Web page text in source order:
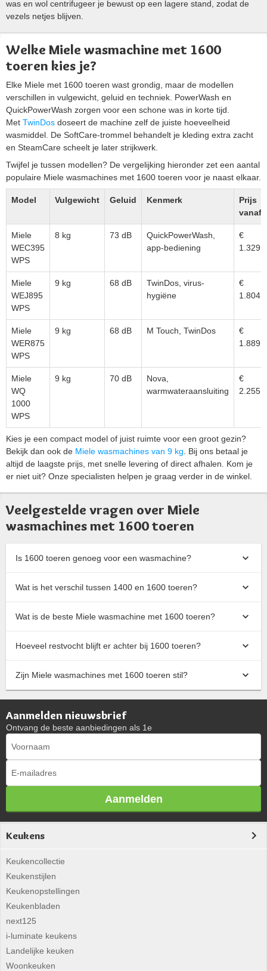
was en wol centrifugeer je bewust op een lagere stand, zodat de
vezels netjes blijven.
Welke Miele wasmachine met 1600
toeren kies je?
Elke Miele met 1600 toeren wast grondig, maar de modellen
verschillen in vulgewicht, geluid en techniek. PowerWash en
QuickPowerWash zorgen voor een schone was in korte tijd.
Met TwinDos doseert de machine zelf de juiste hoeveelheid
wasmiddel. De SoftCare-trommel behandelt je kleding extra zacht
en SteamCare scheelt je later strijkwerk.
Twijfel je tussen modellen? De vergelijking hieronder zet een aantal
populaire Miele wasmachines met 1600 toeren voor je naast elkaar.
Model Vulgewicht Geluid Kenmerk
Prijs
vanaf
Miele
WEC395
WPS
8 kg 73 dB
QuickPowerWash,
app-bediening
€
1.329
Miele
WEJ895
WPS
9 kg 68 dB
TwinDos, virus-
hygiëne
€
1.804
Miele
WER875
WPS
9 kg 68 dB M Touch, TwinDos
€
1.889
Miele
WQ
1000
WPS
9 kg 70 dB
Nova,
warmwateraansluiting
€
2.255
Kies je een compact model of juist ruimte voor een groot gezin?
Bekijk dan ook de Miele wasmachines van 9 kg . Bij ons betaal je
altijd de laagste prijs, met snelle levering of direct afhalen. Kom je
er niet uit? Onze specialisten helpen je graag verder in de winkel.
Veelgestelde vragen over Miele
wasmachines met 1600 toeren
Is 1600 toeren genoeg voor een wasmachine?
Wat is het verschil tussen 1400 en 1600 toeren?
Wat is de beste Miele wasmachine met 1600 toeren?
Hoeveel restvocht blijft er achter bij 1600 toeren?
Zijn Miele wasmachines met 1600 toeren stil?
Aanmelden nieuwsbrief
Ontvang de beste aanbiedingen als 1e
Aanmelden
Keukens
Keukencollectie
Keukenstijlen
Keukenopstellingen
Keukenbladen
next125
i-luminate keukens
Landelijke keuken
Woonkeuken